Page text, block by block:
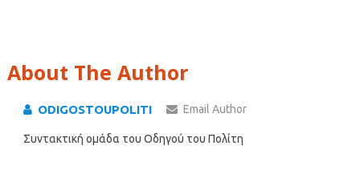
About The Author
ODIGOSTOUPOLITI Email Author
Συντακτική ομάδα του Οδηγού του Πολίτη